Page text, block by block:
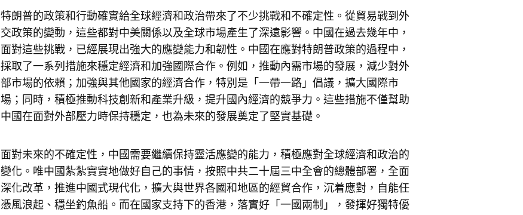
特朗普的政策和行動確實給全球經濟和政治帶來了不少挑戰和不確定性。從貿易戰到外
交政策的變動，這些都對中美關係以及全球市場產生了深遠影響。中國在過去幾年中，
面對這些挑戰，已經展現出強大的應變能力和韌性。中國在應對特朗普政策的過程中，
採取了一系列措施來穩定經濟和加強國際合作。例如，推動內需市場的發展，減少對外
部市場的依賴；加強與其他國家的經濟合作，特別是「一帶一路」倡議，擴大國際市
場；同時，積極推動科技創新和產業升級，提升國內經濟的競爭力。這些措施不僅幫助
中國在面對外部壓力時保持穩定，也為未來的發展奠定了堅實基礎。
面對未來的不確定性，中國需要繼續保持靈活應變的能力，積極應對全球經濟和政治的
變化。唯中國紮紮實實地做好自己的事情，按照中共二十屆三中全會的總體部署，全面
深化改革，推進中國式現代化，擴大與世界各國和地區的經貿合作，沉着應對，自能任
憑風浪起、穩坐釣魚船。而在國家支持下的香港，落實好「一國兩制」，發揮好獨特優